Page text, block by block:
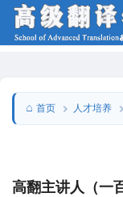
首页 人才培养
高翻主讲人（